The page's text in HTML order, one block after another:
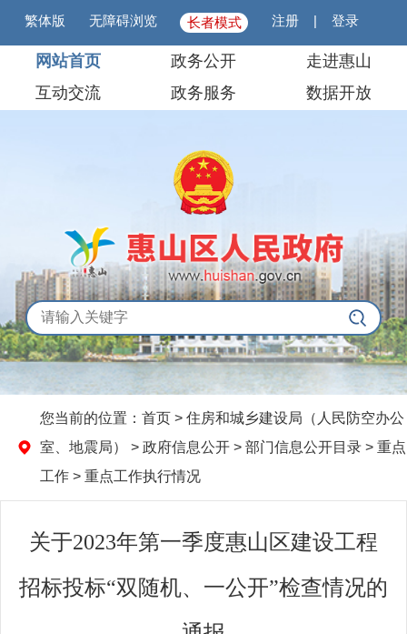
繁体版 无障碍浏览 长者模式 注册 |登录
网站首页 政务公开
走进惠山
互动交流
政务服务 数据开放
您当前的位置： 首页 > 住房和城乡建设局（人民防空办公
室、地震局） > 政府信息公开 > 部门信息公开目录 > 重点
工作 > 重点工作执行情况
关于2023年第一季度惠山区建设工程
招标投标“双随机、一公开”检查情况的